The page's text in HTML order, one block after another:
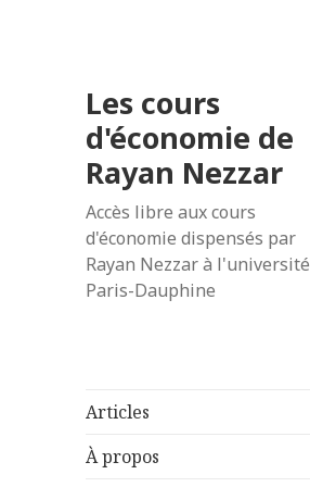
Les cours
d'économie de
Rayan Nezzar
Accès libre aux cours
d'économie dispensés par
Rayan Nezzar à l'université
Paris-Dauphine
Articles
À propos